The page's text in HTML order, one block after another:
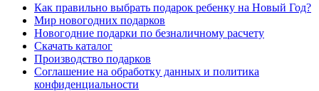
Как правильно выбрать подарок ребенку на Новый Год?
Мир новогодних подарков
Новогодние подарки по безналичному расчету
Скачать каталог
Производство подарков
Соглашение на обработку данных и политика
конфиденциальности